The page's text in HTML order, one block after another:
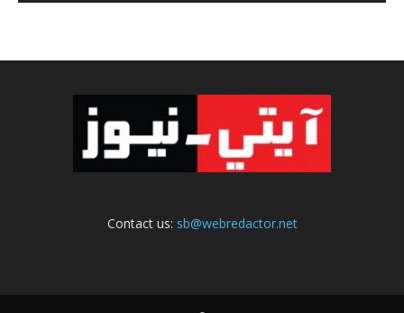
Contact us: sb@webredactor.net